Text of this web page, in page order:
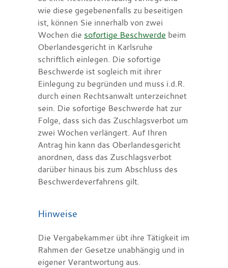
wie diese gegebenenfalls zu beseitigen
ist, können Sie innerhalb von zwei
Wochen die sofortige Beschwerde beim
Oberlandesgericht in Karlsruhe
schriftlich einlegen. Die sofortige
Beschwerde ist sogleich mit ihrer
Einlegung zu begründen und muss i.d.R.
durch einen Rechtsanwalt unterzeichnet
sein. Die sofortige Beschwerde hat zur
Folge, dass sich das Zuschlagsverbot um
zwei Wochen verlängert. Auf Ihren
Antrag hin kann das Oberlandesgericht
anordnen, dass das Zuschlagsverbot
darüber hinaus bis zum Abschluss des
Beschwerdeverfahrens gilt.
Hinweise
Die Vergabekammer übt ihre Tätigkeit im
Rahmen der Gesetze unabhängig und in
eigener Verantwortung aus.